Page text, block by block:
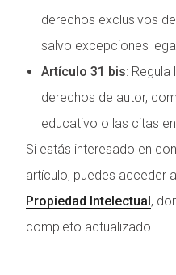
derechos exclusivos
salvo excepciones
Artículo 31 bis:
derechos de autor,
educativo o las citas
Si estás interesado en
artículo, puedes acceder al
Propiedad Intelectual ,
completo actualizado.